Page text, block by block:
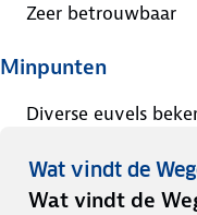
Zeer betrouwbaar
Minpunten
Diverse euvels
Wat vindt de
Wat vindt de